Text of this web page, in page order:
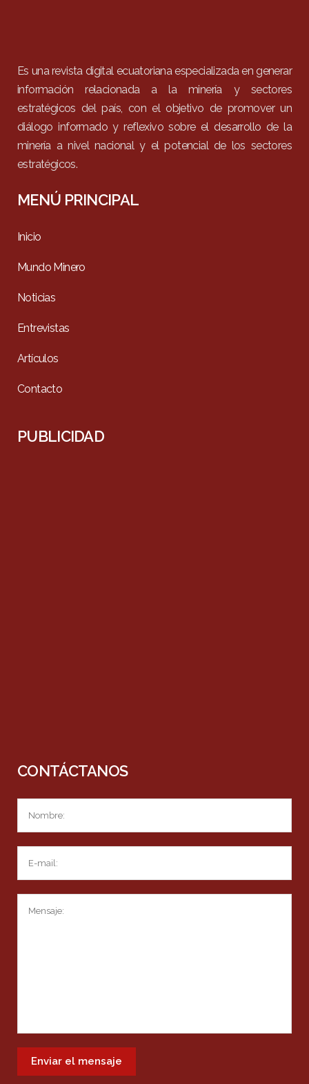
Es una revista digital ecuatoriana especializada en generar
información relacionada a la minería y sectores
estratégicos del país, con el objetivo de promover un
diálogo informado y reflexivo sobre el desarrollo de la
minería a nivel nacional y el potencial de los sectores
estratégicos.
MENÚ PRINCIPAL
Inicio
Mundo Minero
Noticias
Entrevistas
Artículos
Contacto
PUBLICIDAD
CONTÁCTANOS